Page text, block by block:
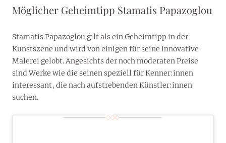
Möglicher Geheimtipp Stamatis Papazoglou
Stamatis Papazoglou gilt als ein Geheimtipp in der
Kunstszene und wird von einigen für seine innovative
Malerei gelobt. Angesichts der noch moderaten Preise
sind Werke wie die seinen speziell für Kenner:innen
interessant, die nach aufstrebenden Künstler:innen
suchen.